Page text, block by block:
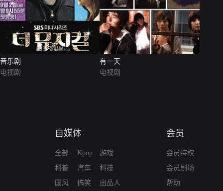
音乐剧
电视剧
有一天
电视剧
自媒体
全部
科普
国风
Kpop
汽车
搞笑
游戏
科技
出品人
会员
会员特权
会员剧场
帮助